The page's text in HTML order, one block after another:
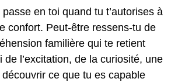
en toi quand tu t’autorises à
confort. Peut-être ressens-tu de
familière qui te retient
de l’excitation, de la curiosité, une
ce que tu es capable